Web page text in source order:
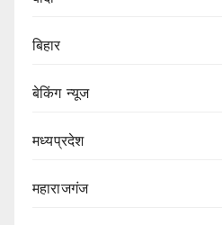
बिहार
बेकिंग न्यूज
मध्यप्रदेश
महाराजगंज